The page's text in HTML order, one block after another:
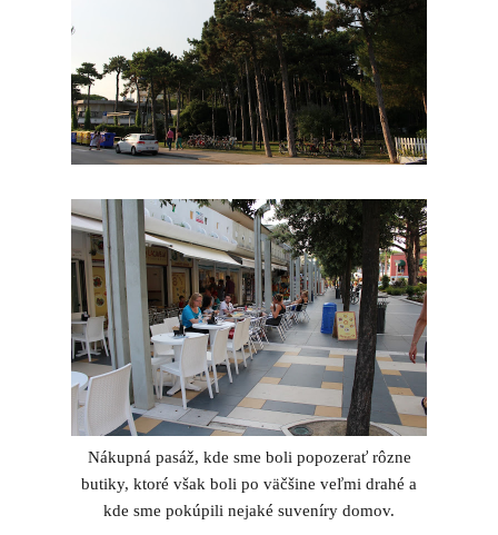
Nákupná pasáž, kde sme boli popozerať rôzne
butiky, ktoré však boli po väčšine veľmi drahé a
kde sme pokúpili nejaké suveníry domov.